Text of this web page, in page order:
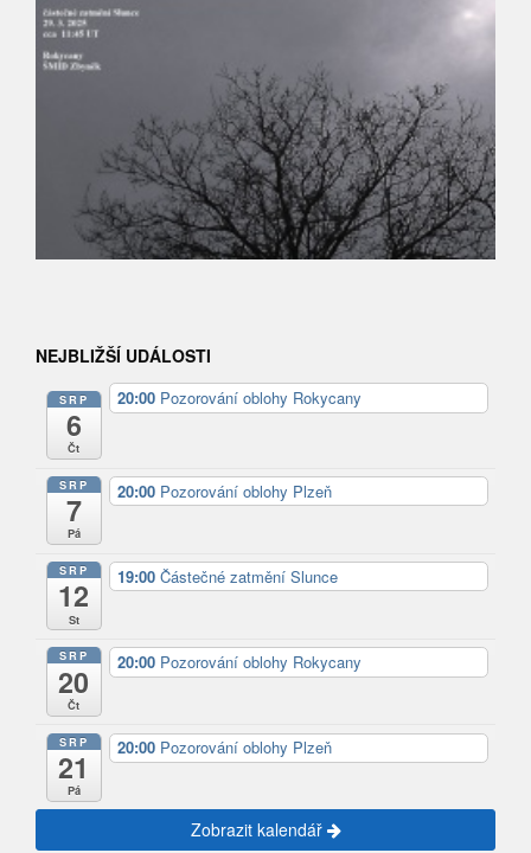
NEJBLIŽŠÍ UDÁLOSTI
SRP
6
Čt
20:00 Pozorování oblohy Rokycany
SRP
7
Pá
20:00 Pozorování oblohy Plzeň
SRP
12
St
19:00 Částečné zatmění Slunce
SRP
20
Čt
20:00 Pozorování oblohy Rokycany
SRP
21
Pá
20:00 Pozorování oblohy Plzeň
Zobrazit kalendář